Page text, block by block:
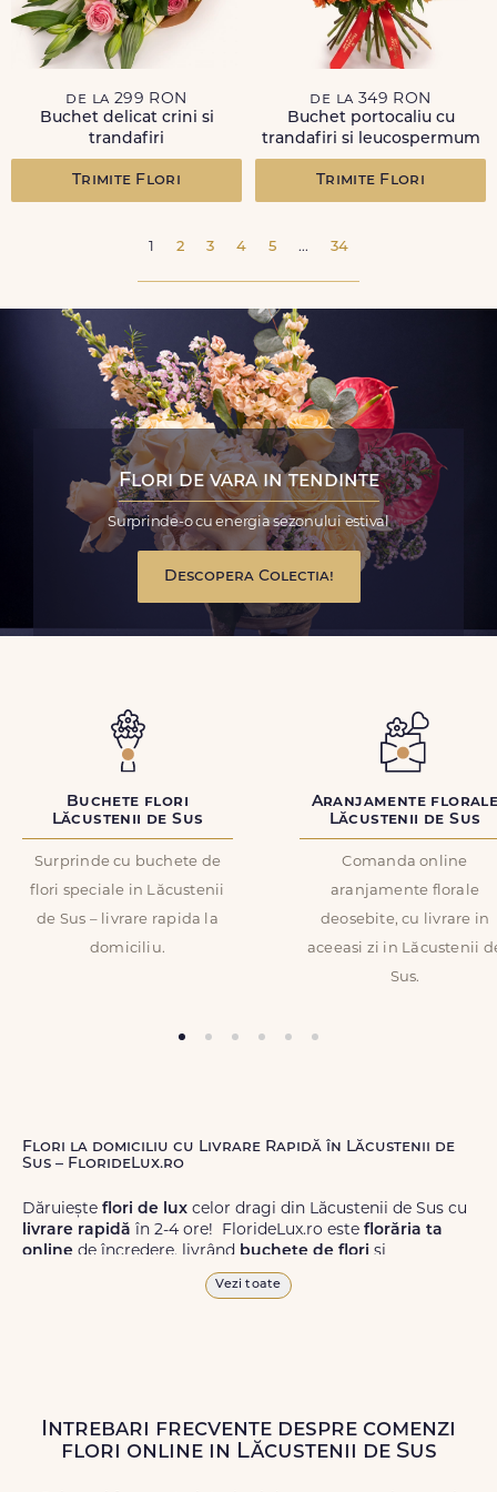
de la 299 RON
Buchet delicat crini si
trandafiri
Trimite Flori
de la 349 RON
Buchet portocaliu cu
trandafiri si leucospermum
Trimite Flori
1 2 3 4 5 ... 34
Flori de vara in tendinte
Surprinde-o cu energia sezonului estival
Descopera Colectia!
Buchete flori
Lăcustenii de Sus
Surprinde cu buchete de
flori speciale in Lăcustenii
de Sus – livrare rapida la
domiciliu.
Aranjamente
Lăcustenii de Sus
Comanda online
aranjamente florale
deosebite, cu livrare in
aceeasi zi in Lăcustenii
Sus.
Flori la domiciliu cu Livrare Rapidă în Lăcustenii de
Sus – FlorideLux.ro
Dăruiește flori de lux celor dragi din Lăcustenii de Sus cu
livrare rapidă în 2-4 ore! FlorideLux.ro este florăria ta
online de încredere, livrând buchete de flori și
de calitate superioară în Lăcustenii
de Sus și în toată România.
Livrăm buchete de flori chiar și înweekend, pentru ca tu
Vezi toate
Intrebari frecvente despre comenzi
flori online in Lăcustenii de Sus